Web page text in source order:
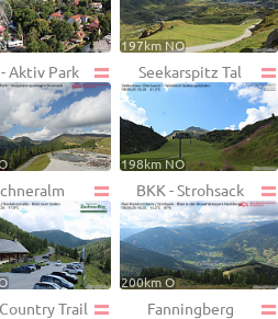
197km NO
Aktiv Park Seekarspitz Tal
198km NO
BKK - Strohsack
200km O
Trail Fanningberg